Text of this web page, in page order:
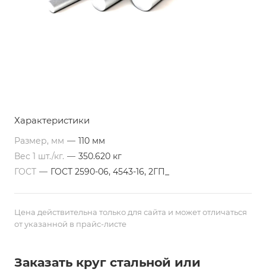
Характеристики
Размер, мм — 110 мм
Вес 1 шт./кг. — 350.620 кг
ГОСТ — ГОСТ 2590-06, 4543-16, 2ГП_
Цена действительна только для сайта и может отличаться
от указанной в прайс-листе
Заказать круг стальной или